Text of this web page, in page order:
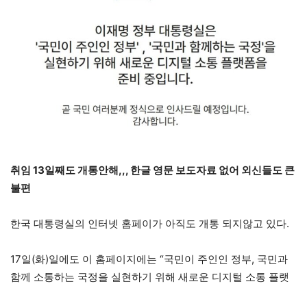
취임 13일째도 개통안해,,, 한글 영문 보도자료 없어 외신들도 큰
불편
한국 대통령실의 인터넷 홈페이가 아직도 개통 되지않고 있다.
17일(화)일에도 이 홈페이지에는 “국민이 주인인 정부, 국민과
함께 소통하는 국정을 실현하기 위해 새로운 디지털 소통 플랫